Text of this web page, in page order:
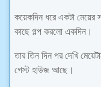
কয়েকদিন ধরে একটা মেয়ের
কাছে গল্প করলো একদিন।
তার তিন দিন পর দেখি
গেস্ট হাউজ আছে।